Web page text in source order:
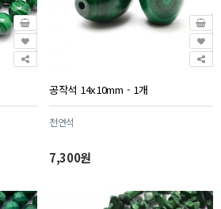
공작석 14x10mm - 1개
천연석
7,300원